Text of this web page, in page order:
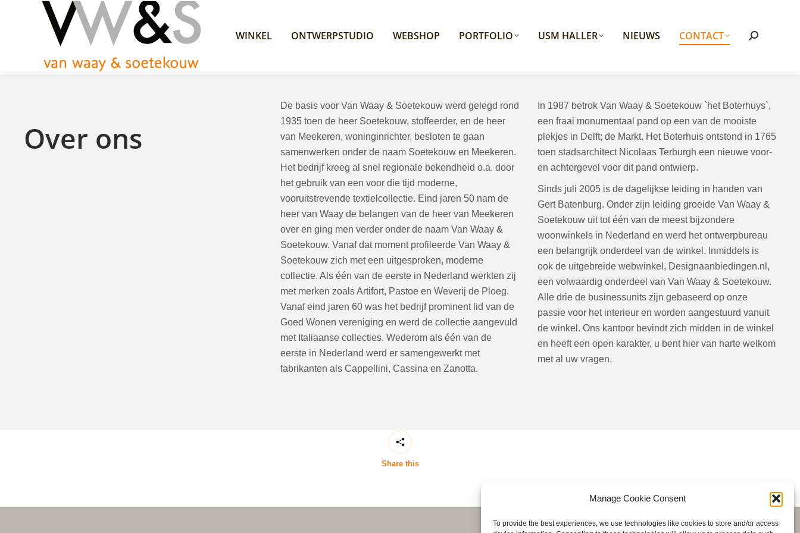
Manage Cookie Consent
To provide the best experiences, we use technologies like cookies to store and/or access
WINKEL ONTWERPSTUDIO WEBSHOP PORTFOLIO USM HALLER NIEUWS CONTACT Search:
Over ons
De basis voor Van Waay & Soetekouw werd gelegd rond
1935 toen de heer Soetekouw, stoffeerder, en de heer
van Meekeren, woninginrichter, besloten te gaan
samenwerken onder de naam Soetekouw en Meekeren.
Het bedrijf kreeg al snel regionale bekendheid o.a. door
het gebruik van een voor die tijd moderne,
vooruitstrevende textielcollectie. Eind jaren 50 nam de
heer van Waay de belangen van de heer van Meekeren
over en ging men verder onder de naam Van Waay &
Soetekouw. Vanaf dat moment profileerde Van Waay &
Soetekouw zich met een uitgesproken, moderne
collectie. Als één van de eerste in Nederland werkten zij
met merken zoals Artifort, Pastoe en Weverij de Ploeg.
Vanaf eind jaren 60 was het bedrijf prominent lid van de
Goed Wonen vereniging en werd de collectie aangevuld
met Italiaanse collecties. Wederom als één van de
eerste in Nederland werd er samengewerkt met
fabrikanten als Cappellini, Cassina en Zanotta.
In 1987 betrok Van Waay & Soetekouw `het Boterhuys`,
een fraai monumentaal pand op een van de mooiste
plekjes in Delft; de Markt. Het Boterhuis ontstond in 1765
toen stadsarchitect Nicolaas Terburgh een nieuwe voor-
en achtergevel voor dit pand ontwierp.
Sinds juli 2005 is de dagelijkse leiding in handen van
Gert Batenburg. Onder zijn leiding groeide Van Waay &
Soetekouw uit tot één van de meest bijzondere
woonwinkels in Nederland en werd het ontwerpbureau
een belangrijk onderdeel van de winkel. Inmiddels is
ook de uitgebreide webwinkel, Designaanbiedingen.nl,
een volwaardig onderdeel van Van Waay & Soetekouw.
Alle drie de businessunits zijn gebaseerd op onze
passie voor het interieur en worden aangestuurd vanuit
de winkel. Ons kantoor bevindt zich midden in de winkel
en heeft een open karakter, u bent hier van harte welkom
met al uw vragen.
Share this